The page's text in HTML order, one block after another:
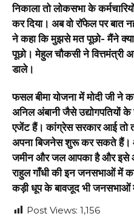
निकाला तो लोकसभा के
कर दिया। अब वो रॉफेल पर बात
ने कहा कि मुझसे मत पूछो- मैंने
पूछो। मेहुल चौकसी ने
डाले।
फसल बीमा योजना में मोदी जी ने
अनिल अंबानी जैसे उद्योगपतियों
एजेंट हैं। कांग्रेस सरकार आई तो
अपना बिजनेस शुरू कर सकते हैं।
जमीन और जल आपका है और इसे
राहुल गाँधी की इन जनसभाओं में
कड़ी धूप के बावजूद भी जनसभाओं
Post Views: 1,156